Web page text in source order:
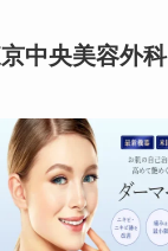
中央美容外科